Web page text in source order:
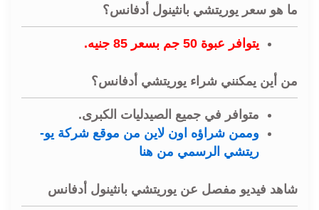
ما هو سعر يوريتشي بانثينول أدفانس؟
يتوافر عبوة 50 جم بسعر 85 جنيه.
من أين يمكنني شراء يوريتشي أدفانس؟
متوافر في جميع الصيدليات الكبرى.
وممن شراؤه اون لاين من موقع شركة يو-
ريتشي الرسمي من هنا
شاهد فيديو مفصل عن يوريتشي بانثينول أدفانس